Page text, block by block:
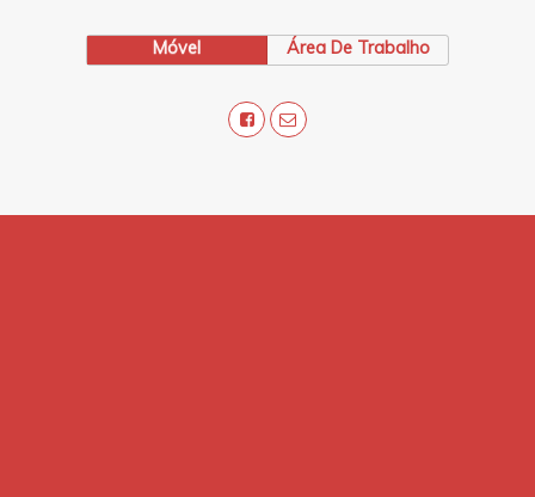
Móvel Área De Trabalho